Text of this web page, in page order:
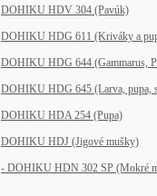
DOHIKU HDV 304 (Pavúk)
DOHIKU HDG 611 (Kriváky a
DOHIKU HDG 644 (Gammarus,
DOHIKU HDG 645 (Larva, pupa,
DOHIKU HDA 254 (Pupa)
DOHIKU HDJ (Jigové mušky)
- DOHIKU HDN 302 SP (Mokré